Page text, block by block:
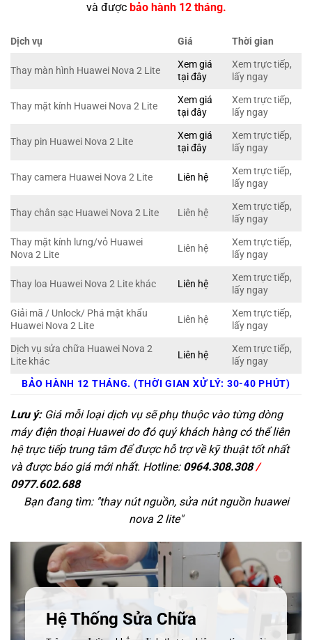
và được bảo hành 12 tháng.
Dịch vụ Giá Thời gian
Thay màn hình Huawei Nova 2 Lite
Xem giá
tại đây
Xem trực tiếp,
lấy ngay
Thay mặt kính Huawei Nova 2 Lite
Xem giá
tại đây
Xem trực tiếp,
lấy ngay
Thay pin Huawei Nova 2 Lite
Xem giá
tại đây
Xem trực tiếp,
lấy ngay
Thay camera Huawei Nova 2 Lite Liên hệ
Xem trực tiếp,
lấy ngay
Thay chân sạc Huawei Nova 2 Lite Liên hệ
Xem trực tiếp,
lấy ngay
Thay mặt kính lưng/vỏ Huawei
Nova 2 Lite
Liên hệ
Xem trực tiếp,
lấy ngay
Thay loa Huawei Nova 2 Lite khác Liên hệ
Xem trực tiếp,
lấy ngay
Giải mã / Unlock/ Phá mật khẩu
Huawei Nova 2 Lite
Liên hệ
Xem trực tiếp,
lấy ngay
Dịch vụ sửa chữa Huawei Nova 2
Lite khác
Liên hệ
Xem trực tiếp,
lấy ngay
BẢO HÀNH 12 THÁNG. (THỜI GIAN XỬ LÝ: 30-40 PHÚT)
Lưu ý:Giá mỗi loại dịch vụ sẽ phụ thuộc vào từng dòng
máy điện thoại Huawei do đó quý khách hàng có thể liên
hệ trực tiếp trung tâm để được hỗ trợ về kỹ thuật tốt nhất
và được báo giá mới nhất. Hotline: 0964.308.308/
0977.602.688
Bạn đang tìm: "thay nút nguồn, sửa nút nguồn huawei
nova 2 lite"
Hệ Thống Sửa Chữa